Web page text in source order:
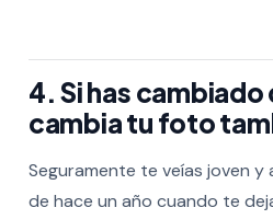
4. Si has cambiado
cambia tu foto
Seguramente te veías joven
de hace un año cuando te